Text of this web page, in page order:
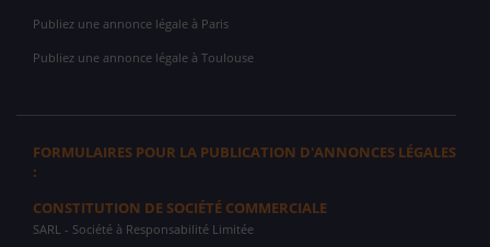
Publiez une annonce légale à Paris
Publiez une annonce légale à Toulouse
FORMULAIRES POUR LA PUBLICATION D'ANNONCES LÉGALES
:
CONSTITUTION DE SOCIÉTÉ COMMERCIALE
SARL - Société à Responsabilité Limitée